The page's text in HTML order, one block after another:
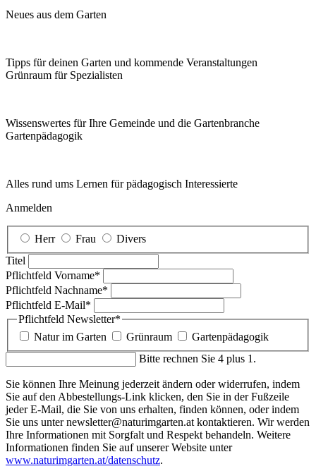
Neues aus dem Garten
Tipps für deinen Garten und kommende Veranstaltungen
Grünraum für Spezialisten
Wissenswertes für Ihre Gemeinde und die Gartenbranche
Garten­pädagogik
Alles rund ums Lernen für pädagogisch Interessierte
Anmelden
Herr Frau
Divers
Titel
Pflichtfeld Vorname*
Pflichtfeld Nachname*
Pflichtfeld E-Mail*
Pflichtfeld Newsletter*
Natur im Garten
Grünraum
Gartenpädagogik
Bitte rechnen Sie 4 plus 1.
Sie können Ihre Meinung jederzeit ändern oder widerrufen, indem
Sie auf den Abbestellungs-Link klicken, den Sie in der Fußzeile
jeder E-Mail, die Sie von uns erhalten, finden können, oder indem
Sie uns unter newsletter@naturimgarten.at kontaktieren. Wir werden
Ihre Informationen mit Sorgfalt und Respekt behandeln. Weitere
Informationen finden Sie auf unserer Website unter
www.naturimgarten.at/datenschutz.